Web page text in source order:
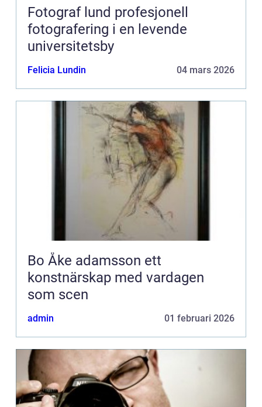
Fotograf lund profesjonell
fotografering i en levende
universitetsby
Felicia Lundin 04 mars 2026
Bo Åke adamsson ett
konstnärskap med vardagen
som scen
admin 01 februari 2026